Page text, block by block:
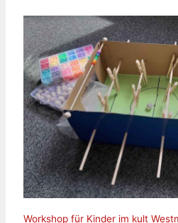
Workshop für Kinder im kult